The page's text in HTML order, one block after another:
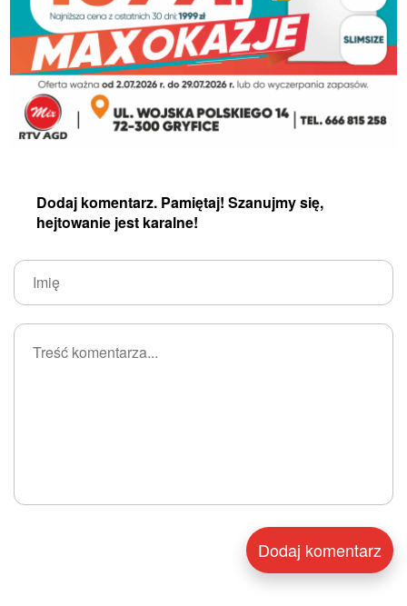
Dodaj komentarz. Pamiętaj! Szanujmy się,
hejtowanie jest karalne!